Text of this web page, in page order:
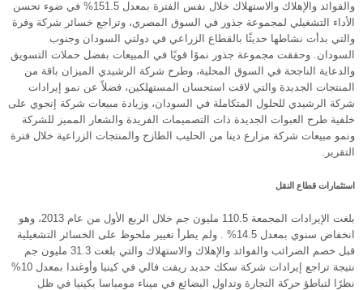
والفوائد والإهلاك والاستهلاك خلال نفس الفترة بمعدل 151.5% في ضوء تحسن
الأداء التشغيلي لمجموعة جذور في السوق المصري، وتراجع خسائر شركة وفرة
والتي بدأت نشاطها حديثًا بالقطاع الزراعي في دولتي السودان وجنوب
السودان. وحققت مجموعة جذور نموًا قويًا في المبيعات بفضل حملات التسويق
والدعاية الناجحة في السوق المحلية، وطرح شركة الرشيدي الميزان باقة من
المنتجات الجديدة والتي لاقت استحسان المستهلكين، فضلاً عن نمو إيرادات
شركة الرشيدي للحلول المتكاملة في السودان، وزيادة مبيعات شركة إنجوي على
خلفية طرح العبوات الجديدة ذات التصميمات الفريدة والشعار المميز للشركة
ونمو مبيعات شركة مزارع دينا من الحليب الطازج والمنتجات الزراعية خلال فترة
التقرير.
استثمارات قطاع النقل
بلغت الإيرادات المجمعة 110.5 مليون جم خلال الربع الأول من عام 2013، وهو
انخفاض سنوي بمعدل 14.5% . ولم يطرأ تغيير ملحوظ على الخسائر التشغيلية
قبل خصم الضرائب والفوائد والإهلاك والاستهلاك والتي بلغت 31.3 مليون جم
نتيجة تراجع إيرادات شركة سكك حديد ريفت فالي في كينيا وأوغندا بمعدل 10%
نظرًا لتباطؤ حركة التجارة وتداول البضائع في ميناء مومباسا بكينيا في ظل